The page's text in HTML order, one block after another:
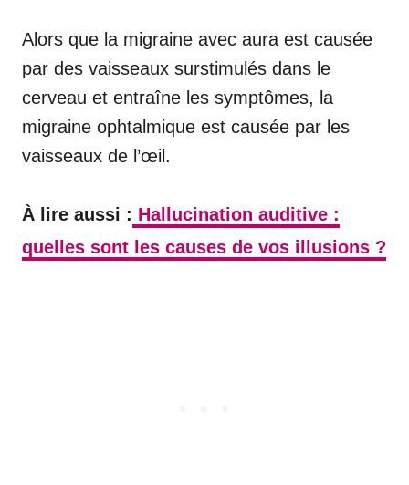
Alors que la migraine avec aura est causée
par des vaisseaux surstimulés dans le
cerveau et entraîne les symptômes, la
migraine ophtalmique est causée par les
vaisseaux de l’œil.
À lire aussi : Hallucination auditive :
quelles sont les causes de vos illusions ?